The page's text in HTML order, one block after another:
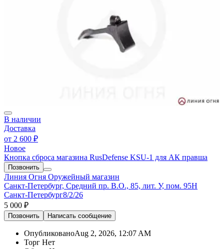
В наличии
Доставка
от 2 600 ₽
Новое
Кнопка сброса магазина RusDefense KSU-1 для АК правша
Позвонить
Линия Огня Оружейный магазин
Санкт-Петербург, Средний пр. В.О., 85, лит. У, пом. 95Н
Санкт-Петербург8/2/26
5 000 ₽
Позвонить Написать сообщение
ОпубликованоAug 2, 2026, 12:07 AM
Торг Нет